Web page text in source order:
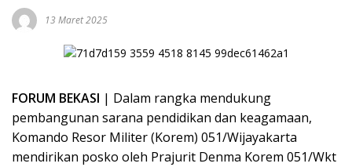
13 Maret 2025
FORUM BEKASI | Dalam rangka mendukung
pembangunan sarana pendidikan dan keagamaan,
Komando Resor Militer (Korem) 051/Wijayakarta
mendirikan posko oleh Prajurit Denma Korem 051/Wkt